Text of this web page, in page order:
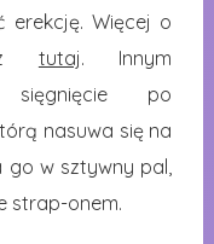
erekcję. Więcej o
tutaj. Innym
po
nasuwa się na
go w sztywny pal,
strap-onem.